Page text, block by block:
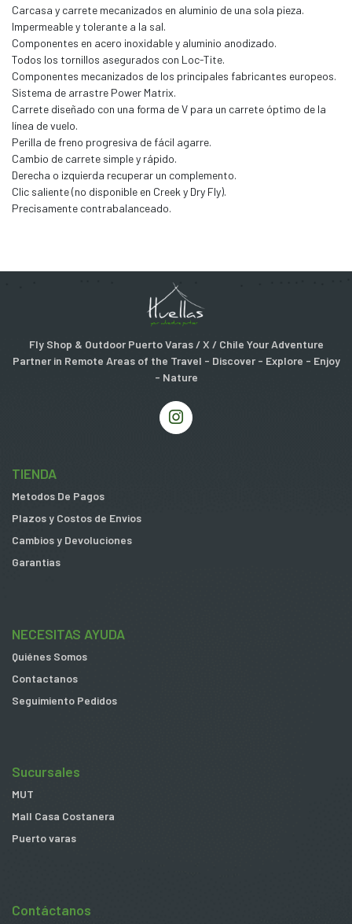
Carcasa y carrete mecanizados en aluminio de una sola pieza.
Impermeable y tolerante a la sal.
Componentes en acero inoxidable y aluminio anodizado.
Todos los tornillos asegurados con Loc-Tite.
Componentes mecanizados de los principales fabricantes europeos.
Sistema de arrastre Power Matrix.
Carrete diseñado con una forma de V para un carrete óptimo de la
línea de vuelo.
Perilla de freno progresiva de fácil agarre.
Cambio de carrete simple y rápido.
Derecha o izquierda recuperar un complemento.
Clic saliente (no disponible en Creek y Dry Fly).
Precisamente contrabalanceado.
Fly Shop & Outdoor Puerto Varas / X / Chile Your Adventure
Partner in Remote Areas of the Travel - Discover - Explore - Enjoy
- Nature
TIENDA
Metodos De Pagos
Plazos y Costos de Envios
Cambios y Devoluciones
Garantias
NECESITAS AYUDA
Quiénes Somos
Contactanos
Seguimiento Pedidos
Sucursales
MUT
Mall Casa Costanera
Puerto varas
Contáctanos